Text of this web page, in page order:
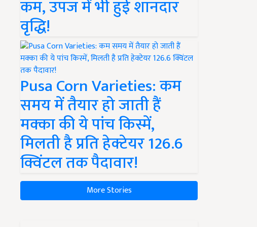
कम, उपज में भी हुई शानदार
वृद्धि!
Pusa Corn Varieties: कम
समय में तैयार हो जाती हैं
मक्का की ये पांच किस्में,
मिलती है प्रति हेक्टेयर 126.6
क्विंटल तक पैदावार!
More Stories